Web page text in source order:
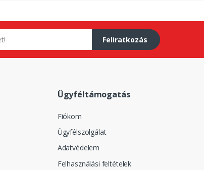
Feliratkozás
Ügyféltámogatás
Fiókom
Ügyfélszolgálat
Adatvédelem
Felhasználási feltételek